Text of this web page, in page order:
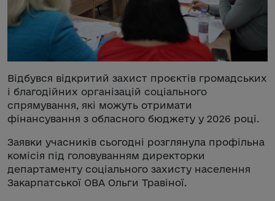
Відбувся відкритий захист проєктів громадських
і благодійних організацій соціального
спрямування, які можуть отримати
фінансування з обласного бюджету у 2026 році.
Заявки учасників сьогодні розглянула профільна
комісія під головуванням директорки
департаменту соціального захисту населення
Закарпатської ОВА Ольги Травіної.